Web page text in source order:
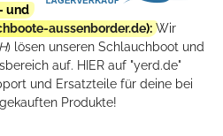
und
aussenborder.de): Wir
) lösen unseren Schlauchboot und
auf. HIER auf "yerd.de"
und Ersatzteile für deine bei
Produkte!